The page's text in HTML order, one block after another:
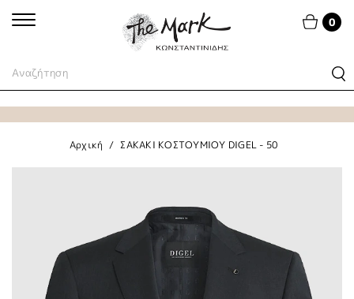
0
Αρχική ΣΑΚΑΚΙ ΚΟΣΤΟΥΜΙΟΥ DIGEL - 50